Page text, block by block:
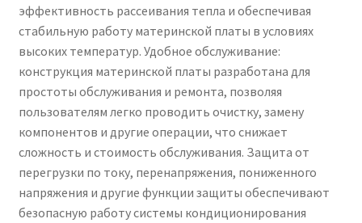
эффективность рассеивания тепла и обеспечивая
стабильную работу материнской платы в условиях
высоких температур. Удобное обслуживание:
конструкция материнской платы разработана для
простоты обслуживания и ремонта, позволяя
пользователям легко проводить очистку, замену
компонентов и другие операции, что снижает
сложность и стоимость обслуживания. Защита от
перегрузки по току, перенапряжения, пониженного
напряжения и другие функции защиты обеспечивают
безопасную работу системы кондиционирования